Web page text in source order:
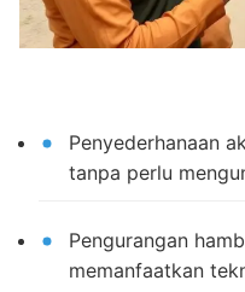
Penyederhanaan
tanpa perlu
Pengurangan
memanfaatkan